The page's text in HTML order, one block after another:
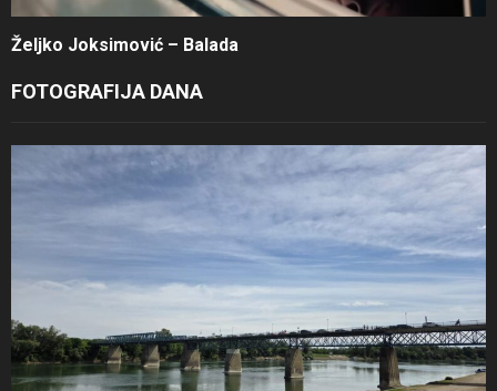
Željko Joksimović – Balada
FOTOGRAFIJA DANA